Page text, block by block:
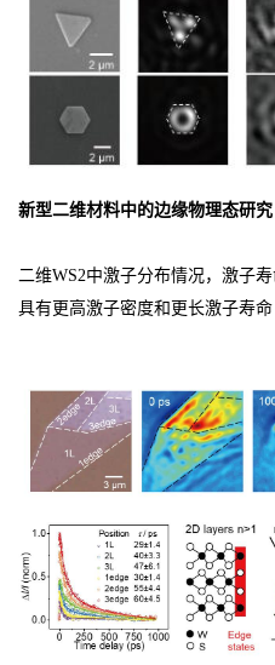
新型二维材料中的边缘物理态研究
二维WS2中激子分布情况，激子
具有更高激子密度和更长激子寿命